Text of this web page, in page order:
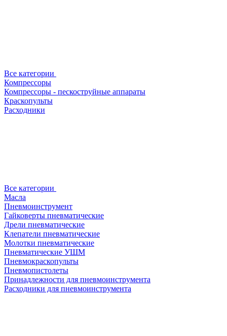
Все категории
Компрессоры
Компрессоры - пескоструйные аппараты
Краскопульты
Расходники
Все категории
Масла
Пневмоинструмент
Гайковерты пневматические
Дрели пневматические
Клепатели пневматические
Молотки пневматические
Пневматические УШМ
Пневмокраскопульты
Пневмопистолеты
Принадлежности для пневмоинструмента
Расходники для пневмоинструмента